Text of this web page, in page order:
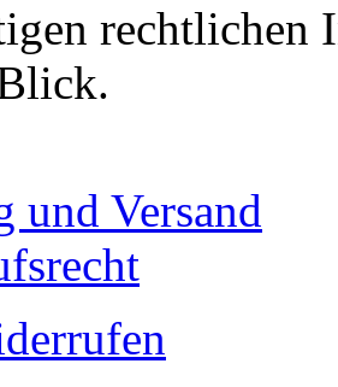
rechtlichen
und Versand